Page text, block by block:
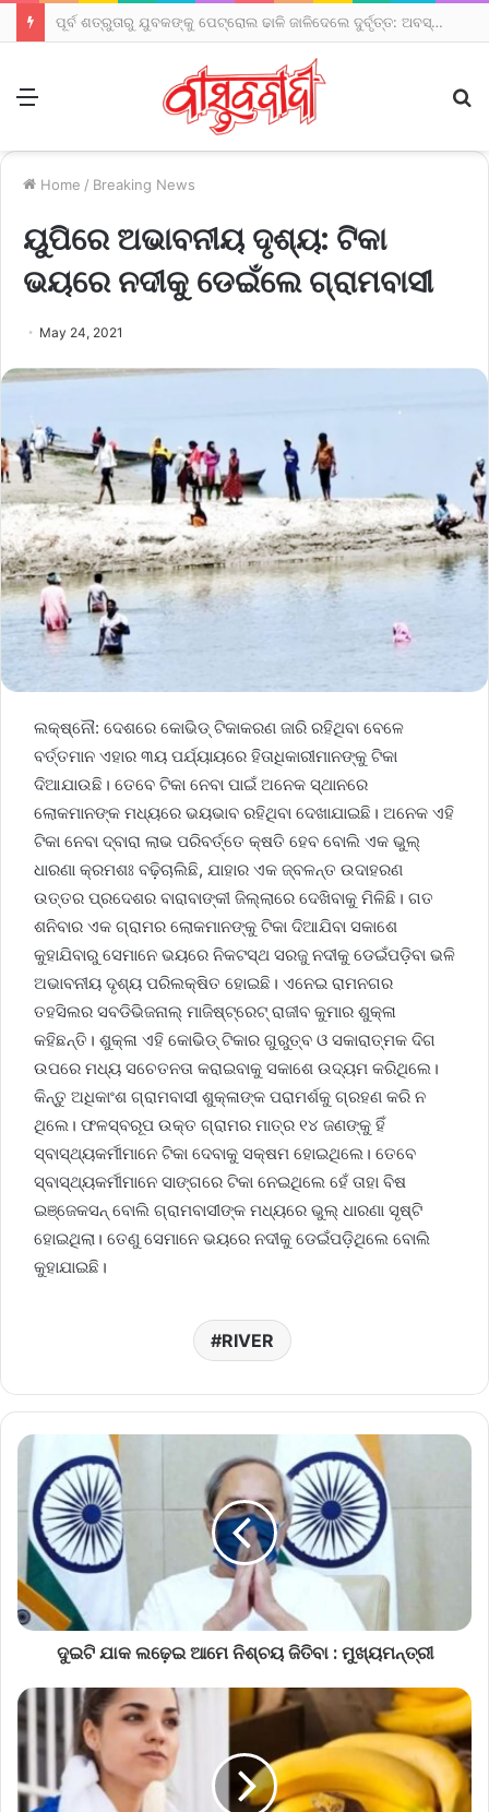
ପୂର୍ବ ଶତ୍ରୁତାରୁ ଯୁବକଙ୍କୁ ପେଟ୍ରୋଲ ଢାଳି ଜାଳିଦେଲେ ଦୁର୍ବୃତ୍ତ: ଅବସ୍ଥା ସଙ୍କଟାପନ୍ନ
Home / Breaking News
ୟୁପିରେ ଅଭାବନୀୟ ଦୃଶ୍ୟ: ଟିକା
ଭୟରେ ନଦୀକୁ ଡେଇଁଲେ ଗ୍ରାମବାସୀ
May 24, 2021
ଲକ୍ଷ୍ନୌ: ଦେଶରେ କୋଭିଡ୍ ଟିକାକରଣ ଜାରି ରହିଥିବା ବେଳେ
ବର୍ତ୍ତମାନ ଏହାର ୩ୟ ପର୍ଯ୍ୟାୟରେ ହିତାଧିକାରୀମାନଙ୍କୁ ଟିକା
ଦିଆଯାଉଛି। ତେବେ ଟିକା ନେବା ପାଇଁ ଅନେକ ସ୍ଥାନରେ
ଲୋକମାନଙ୍କ ମଧ୍ୟରେ ଭୟଭାବ ରହିଥିବା ଦେଖାଯାଇଛି। ଅନେକ ଏହି
ଟିକା ନେବା ଦ୍ବାରା ଲାଭ ପରିବର୍ତ୍ତେ କ୍ଷତି ହେବ ବୋଲି ଏକ ଭୁଲ୍
ଧାରଣା କ୍ରମଶଃ ବଢ଼ିଚାଲିଛି, ଯାହାର ଏକ ଜ୍ବଳନ୍ତ ଉଦାହରଣ
ଉତ୍ତର ପ୍ରଦେଶର ବାରାବାଙ୍କୀ ଜିଲ୍ଲାରେ ଦେଖିବାକୁ ମିଳିଛି। ଗତ
ଶନିବାର ଏକ ଗ୍ରାମର ଲୋକମାନଙ୍କୁ ଟିକା ଦିଆଯିବା ସକାଶେ
କୁହାଯିବାରୁ ସେମାନେ ଭୟରେ ନିକଟସ୍ଥ ସରଜୁ ନଦୀକୁ ଡେଇଁପଡ଼ିବା ଭଳି
ଅଭାବନୀୟ ଦୃଶ୍ୟ ପରିଲକ୍ଷିତ ହୋଇଛି। ଏନେଇ ରାମନଗର
ତହସିଲର ସବଡିଭିଜନାଲ୍ ମାଜିଷ୍ଟ୍ରେଟ୍ ରାଜୀବ କୁମାର ଶୁକ୍ଳା
କହିଛନ୍ତି। ଶୁକ୍ଳା ଏହି କୋଭିଡ୍ ଟିକାର ଗୁରୁତ୍ବ ଓ ସକାରାତ୍ମକ ଦିଗ
ଉପରେ ମଧ୍ୟ ସଚେତନତା କରାଇବାକୁ ସକାଶେ ଉଦ୍ୟମ କରିଥିଲେ।
କିନ୍ତୁ ଅଧିକାଂଶ ଗ୍ରାମବାସୀ ଶୁକ୍ଳାଙ୍କ ପରାମର୍ଶକୁ ଗ୍ରହଣ କରି ନ
ଥିଲେ। ଫଳସ୍ବରୂପ ଉକ୍ତ ଗ୍ରାମର ମାତ୍ର ୧୪ ଜଣଙ୍କୁ ହିଁ
ସ୍ବାସ୍ଥ୍ୟକର୍ମୀମାନେ ଟିକା ଦେବାକୁ ସକ୍ଷମ ହୋଇଥିଲେ। ତେବେ
ସ୍ବାସ୍ଥ୍ୟକର୍ମୀମାନେ ସାଙ୍ଗରେ ଟିକା ନେଇଥିଲେ ହେଁ ତାହା ବିଷ
ଇଞ୍ଜେକସନ୍ ବୋଲି ଗ୍ରାମବାସୀଙ୍କ ମଧ୍ୟରେ ଭୁଲ୍ ଧାରଣା ସୃଷ୍ଟି
ହୋଇଥିଲା। ତେଣୁ ସେମାନେ ଭୟରେ ନଦୀକୁ ଡେଇଁପଡ଼ିଥିଲେ ବୋଲି
କୁହାଯାଇଛି।
RIVER
ଦୁଇଟି ଯାକ ଲଢ଼େଇ ଆମେ ନିଶ୍ଚୟ ଜିତିବା : ମୁଖ୍ୟମନ୍ତ୍ରୀ